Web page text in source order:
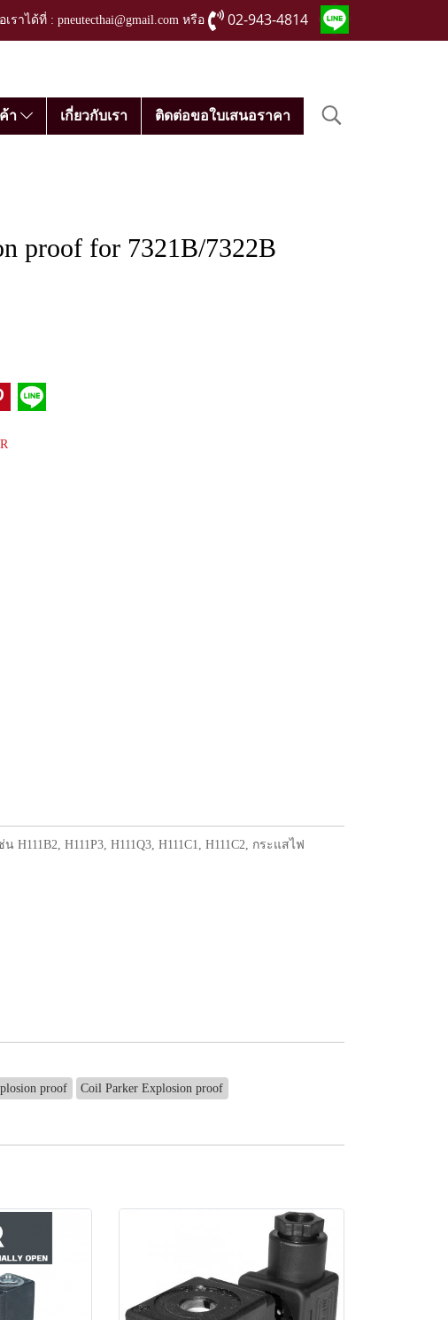
าได้ที่ : pneutecthai@gmail.com หรือ 02-943-4814
า เกี่ยวกับเรา ติดต่อขอใบเสนอราคา
proof for 7321B/7322B
H111P3, H111Q3, H111C1, H111C2, กระแสไฟ
proof Coil Parker Explosion proof